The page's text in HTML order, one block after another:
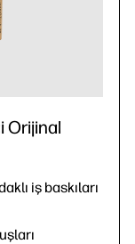
Orijinal
iş baskıları